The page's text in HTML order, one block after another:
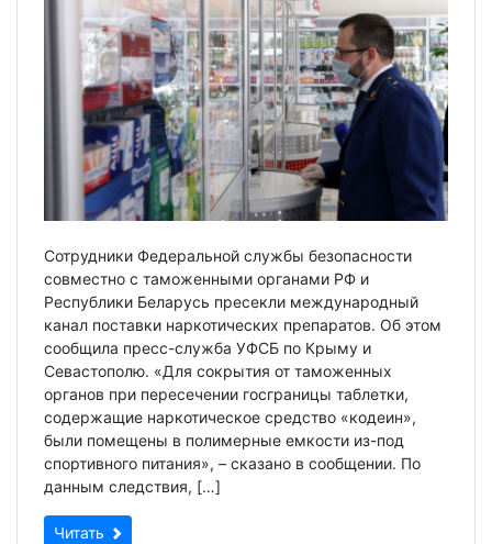
Сотрудники Федеральной службы безопасности
совместно с таможенными органами РФ и
Республики Беларусь пресекли международный
канал поставки наркотических препаратов. Об этом
сообщила пресс-служба УФСБ по Крыму и
Севастополю. «Для сокрытия от таможенных
органов при пересечении госграницы таблетки,
содержащие наркотическое средство «кодеин»,
были помещены в полимерные емкости из-под
спортивного питания», – сказано в сообщении. По
данным следствия, […]
Читать